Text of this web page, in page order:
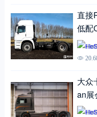
直接
低配
大众
an展
us卡车